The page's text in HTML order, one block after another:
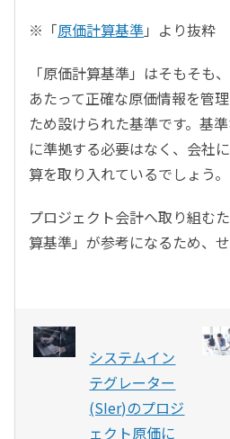
※「原価計算基準」より抜粋
「原価計算基準」はそもそも
あたって正確な原価情報を管
ため設けられた基準です。基
に準拠する必要はなく、会社
算を取り入れているでしょう。
プロジェクト会計へ取り組む
算基準」が参考になるため、
システムイン
テグレーター
(SIer)のプロジ
ェクト原価に